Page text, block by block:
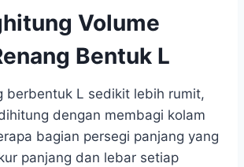
Volume
Bentuk L
berbentuk L sedikit lebih rumit,
dengan membagi kolam
bagian persegi panjang yang
panjang dan lebar setiap